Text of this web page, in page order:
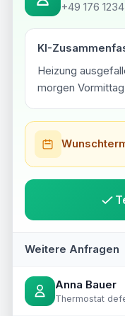
+49 176
KI-
Heizung
morgen
Weitere Anfragen
Anna Bauer
Thermostat